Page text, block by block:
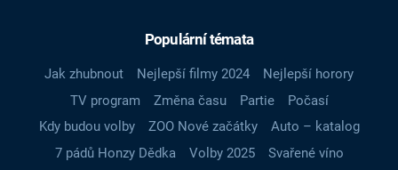
Populární témata
Jak zhubnout Nejlepší filmy 2024
Nejlepší horory
TV program
Změna času Partie
Počasí
Kdy budou volby
ZOO Nové začátky
Auto – katalog
7 pádů Honzy Dědka
Volby 2025
Svařené víno